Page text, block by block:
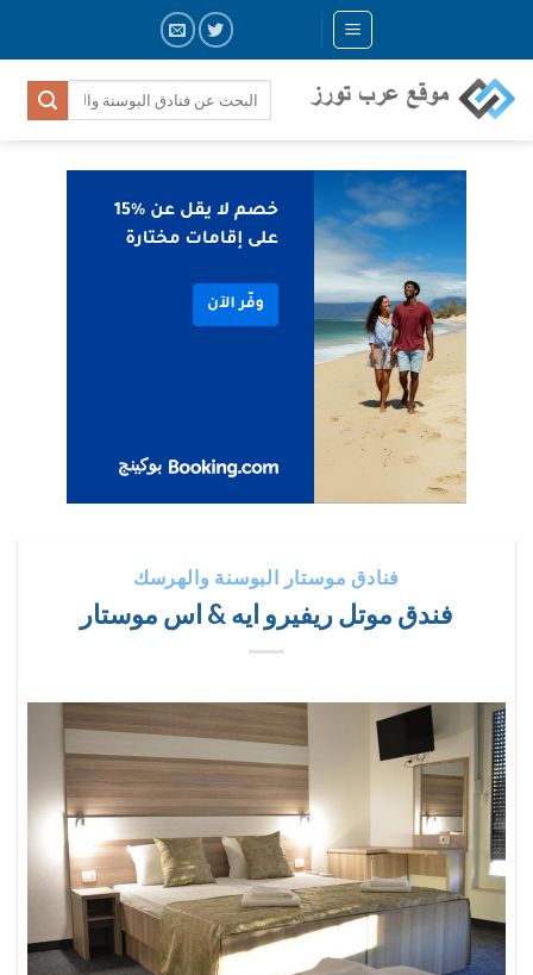
content
فنادق موستار البوسنة والهرسك
فندق موتل ريفيرو ايه & اس موستار